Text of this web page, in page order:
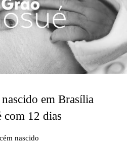
em Brasília
com 12 dias
nascido